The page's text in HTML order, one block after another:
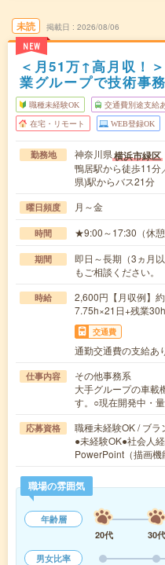
未読
NEW
掲載日 2026/08/06
＜月51万↑高月収！
業グループで技術事務
職種未経験OK 交通費別途支給
在宅・リモート WEB登録OK
勤務地 神奈川県横浜市緑区
鴨居駅から徒歩11分
県)駅からバス21分
曜日頻度 月～金
時間 ★9:00～17:30（休憩
期間
即日～長期（3ヵ月
もご相談ください。
時給
2,600円【月収例】
7.75h×21日+残業
交通費
通勤交通費の支給あ
仕事内容
その他事務系
大手グループの車載
す。○現在開発中・
応募資格
職種未経験OK / ブラ
●未経験OK●社会人
PowerPoint（描画
職場の雰囲気
年齢層
20代
30代
男女比率